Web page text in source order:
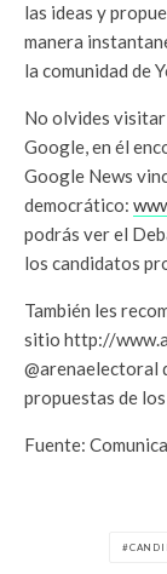
las ideas y
manera
la comunidad de
No olvides
Google, en él
Google News
democrático:
podrás ver el
los candidatos
También les
sitio http://
@arenaelectoral
propuestas de
Fuente: